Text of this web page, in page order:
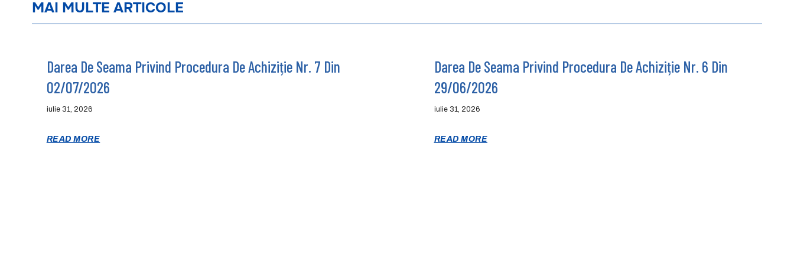
MAI MULTE ARTICOLE
Darea De Seama Privind Procedura De Achiziție Nr. 7 Din
02/07/2026
iulie 31, 2026
READ MORE
Darea De Seama Privind Procedura De Achiziție Nr. 6 Din
29/06/2026
iulie 31, 2026
READ MORE